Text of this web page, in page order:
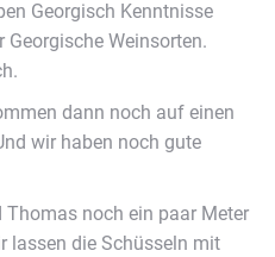
Georgisch Kenntnisse
Weinsorten.
dann noch auf einen
wir haben noch gute
noch ein paar Meter
lassen die Schüsseln mit